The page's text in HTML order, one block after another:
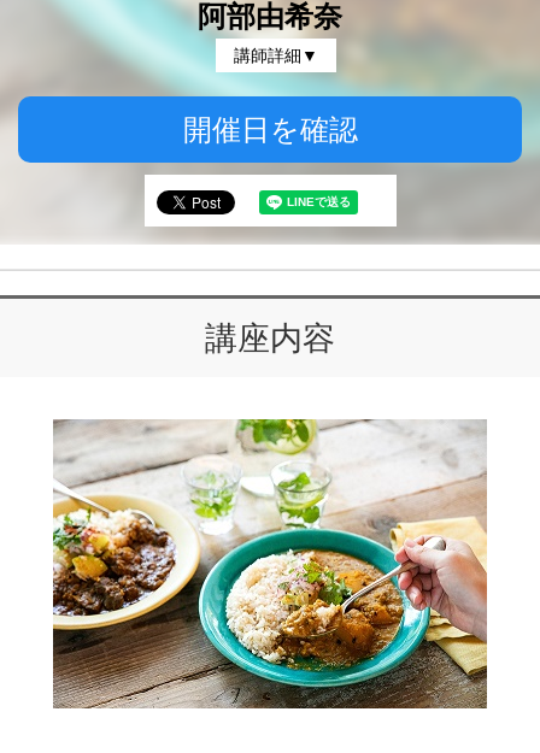
阿部由希奈
講師詳細▼
開催日を確認
講座内容